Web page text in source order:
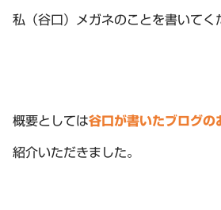
私（谷口）メガネのことを書いてく
概要としては谷口が書いたブログの
紹介いただきました。